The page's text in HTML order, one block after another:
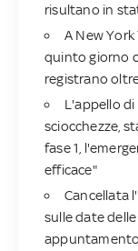
risultano in
A New
quinto giorno
registrano
L'appello
sciocchezze,
fase 1,
efficace"
Cancellata
sulle date